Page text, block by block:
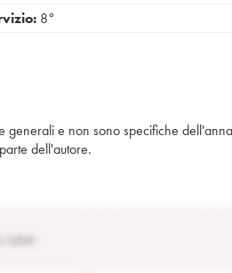
8°
generali e non sono specifiche
dell'autore.